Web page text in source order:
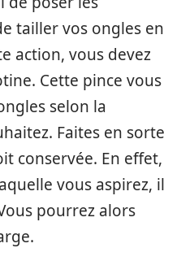
tailler vos ongles en
action, vous devez
Cette pince vous
selon la
Faites en sorte
conservée. En effet,
vous aspirez, il
pourrez alors